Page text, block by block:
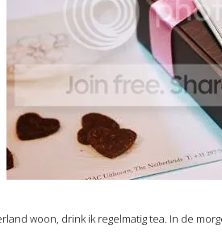
woon, drink ik regelmatig tea. In de